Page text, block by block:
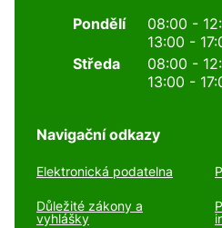
Pondělí
08:00 -
13:00 -
Středa
08:00 -
13:00 -
Navigační odkazy
Elektronická podatelna
Důležité zákony a
vyhlášky